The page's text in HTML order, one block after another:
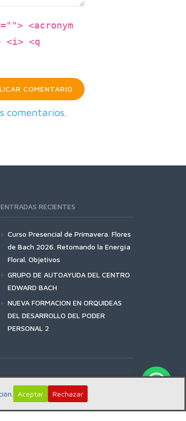
<acronym
<i> <q
comentarios.
ENTRADAS RECIENTES
Curso Presencial de Primavera. Flores
de Bach 2026. Retomando la Energía
Floral. Objetivos
GRUPO DE AUTOAYUDA DEL CENTRO
EDWARD BACH
NUEVA FORMACION EN ORQUIDEAS
DEL DESARROLLO DEL PODER
PERSONAL 2
Aceptar Rechazar